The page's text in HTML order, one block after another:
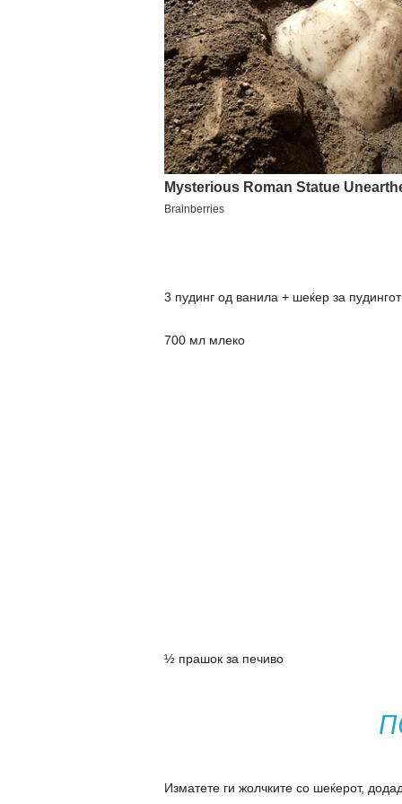
3 пудинг од ванила + шеќер за пудингот
700 мл млеко
½ прашок за печиво
Изматете ги жолчките со шеќерот,